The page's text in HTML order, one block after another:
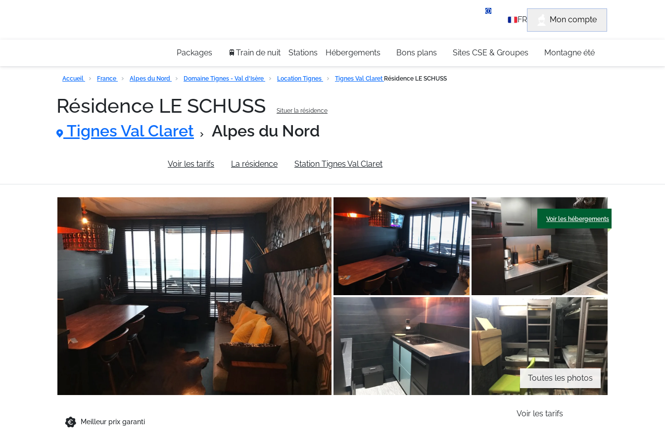
+33 (0)4 79 96 30 69
FR Mon compte
Packages 🚆Train de nuit Stations Hébergements Bons plans Sites CSE & Groupes Montagne été
Accueil France Alpes du Nord Domaine Tignes - Val d'Isère Location Tignes Tignes Val Claret Résidence LE SCHUSS
Résidence LE SCHUSS Situer la résidence
Tignes Val Claret Alpes du Nord
Voir les tarifs La résidence Station Tignes Val Claret
Toutes les photos
Voir les hébergements
Meilleur prix garanti
Voir les tarifs